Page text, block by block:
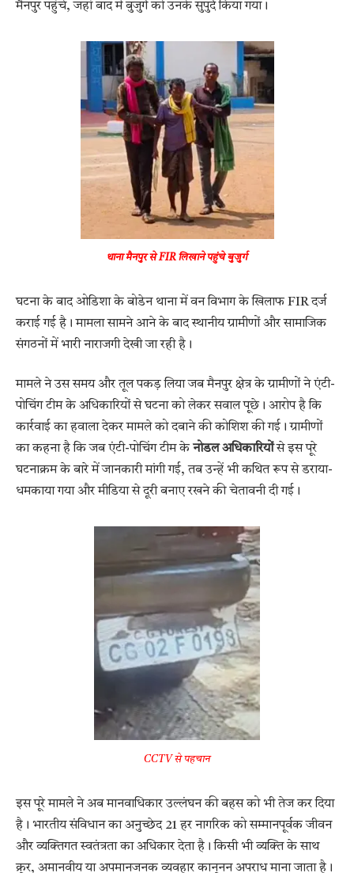
मैनपुर पहुंचे, जहां बाद में बुजुर्ग को उनके सुपुर्द किया गया।
थाना मैनपुर से FIR लिखाने पहुंचे बुजुर्ग
घटना के बाद ओडिशा के बोडेन थाना में वन विभाग के खिलाफ FIR दर्ज
कराई गई है। मामला सामने आने के बाद स्थानीय ग्रामीणों और सामाजिक
संगठनों में भारी नाराजगी देखी जा रही है।
मामले ने उस समय और तूल पकड़ लिया जब मैनपुर क्षेत्र के ग्रामीणों ने एंटी-
पोचिंग टीम के अधिकारियों से घटना को लेकर सवाल पूछे। आरोप है कि
कार्रवाई का हवाला देकर मामले को दबाने की कोशिश की गई। ग्रामीणों
का कहना है कि जब एंटी-पोचिंग टीम के नोडल अधिकारियोंसे इस पूरे
घटनाक्रम के बारे में जानकारी मांगी गई, तब उन्हें भी कथित रूप से डराया-
धमकाया गया और मीडिया से दूरी बनाए रखने की चेतावनी दी गई।
CCTV से पहचान
इस पूरे मामले ने अब मानवाधिकार उल्लंघन की बहस को भी तेज कर दिया
है। भारतीय संविधान का अनुच्छेद 21 हर नागरिक को सम्मानपूर्वक जीवन
और व्यक्तिगत स्वतंत्रता का अधिकार देता है। किसी भी व्यक्ति के साथ
क्रूर, अमानवीय या अपमानजनक व्यवहार कानूनन अपराध माना जाता है।